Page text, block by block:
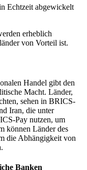
Echtzeit abgewickelt
erheblich
von Vorteil ist.
Handel gibt den
Macht. Länder,
sehen in BRICS-
Iran, die unter
Pay nutzen, um
können Länder des
die Abhängigkeit von
Banken